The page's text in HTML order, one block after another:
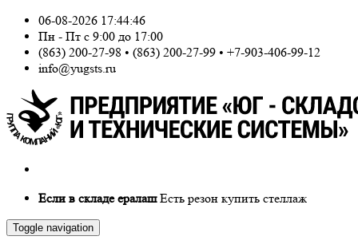
06-08-2026 17:44:46
Пн - Пт с 9:00 до 17:00
(863) 200-27-98 • (863) 200-27-99 • +7-903-406-99-12
info@yugsts.ru
Если в складе ералаш Есть резон купить стеллаж
Toggle navigation